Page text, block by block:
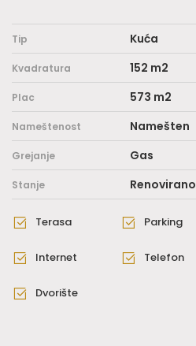
Tip Kuća
Kvadratura 152 m2
Plac 573 m2
Nameštenost Namešten
Grejanje Gas
Stanje Renovirano
Terasa Parking
Internet Telefon
Dvorište